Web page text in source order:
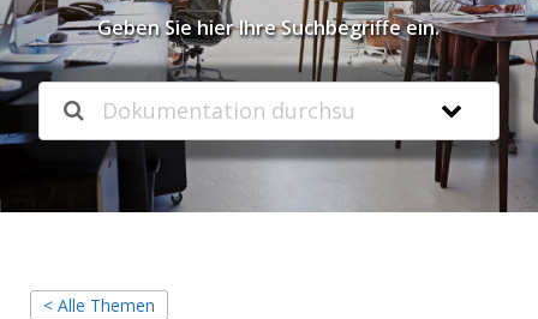
Geben Sie hier Ihre Suchbegriffe ein.
< Alle Themen